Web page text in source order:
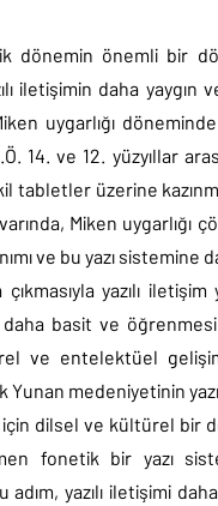
dönemin önemli bir
iletişimin daha
uygarlığı döneminde
14. ve 12. yüzyıllar
kil tabletler üzerine
Miken
ve bu yazı
yazılı
basit ve öğrenmesi
ve entelektüel
medeniyetinin
dilsel ve kültürel bir
fonetik bir yazı
adım, yazılı iletişimi